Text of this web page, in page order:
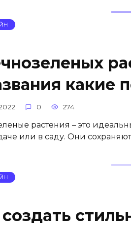
какие
0 274
растения – это
или в саду. Они